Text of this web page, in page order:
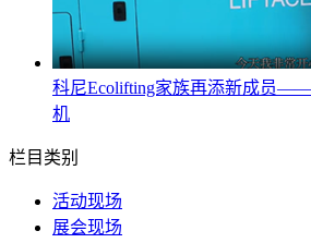
科尼Ecolifting家族再添新成员
机
栏目类别
活动现场
展会现场